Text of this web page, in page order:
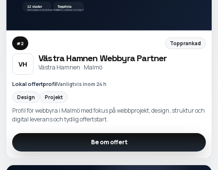
#2 Topprankad
VH
Västra Hamnen Webbyra Partner
Västra Hamnen · Malmö
Lokal offertprofilVanligtvis inom 24 h
Design
Projekt
Profil för webbyra i Malmö med fokus på webbprojekt, design, struktur och
digital leverans och tydlig offertstart.
Be om offert